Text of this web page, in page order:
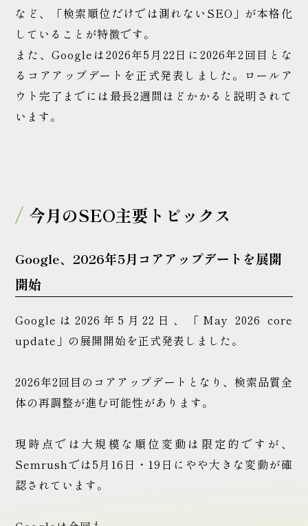
など、「検索順位だけでは測れないSEO」が本格化
していることが特徴です。
また、Googleは2026年5月22日に2026年2回目とな
るコアアップデートを正式発表しました。ロールア
ウト完了までには最長2週間ほどかかると説明されて
います。
今月のSEO主要トピックス
Google、2026年5月コアアップデートを展開
開始
Googleは2026年5月22日、「May 2026 core
update」の展開開始を正式発表しました。
2026年2回目のコアアップデートとなり、検索品質全
体の再調整が進む可能性があります。
現時点では大規模な順位変動は限定的ですが、
Semrushでは5月16日・19日にやや大きな変動が確
認されています。